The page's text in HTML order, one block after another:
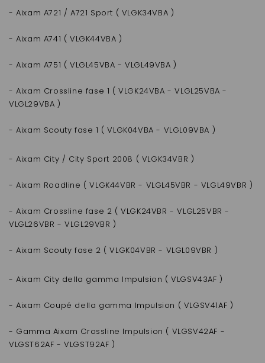
- Aixam A721 / A721 Sport ( VLGK34VBA )
- Aixam A741 ( VLGK44VBA )
- Aixam A751 ( VLGL45VBA - VLGL49VBA )
- Aixam Crossline fase 1 ( VLGK24VBA - VLGL25VBA -
VLGL29VBA )
- Aixam Scouty fase 1 ( VLGK04VBA - VLGL09VBA )
- Aixam City / City Sport 2008 ( VLGK34VBR )
- Aixam Roadline ( VLGK44VBR - VLGL45VBR - VLGL49VBR )
- Aixam Crossline fase 2 ( VLGK24VBR - VLGL25VBR -
VLGL26VBR - VLGL29VBR )
- Aixam Scouty fase 2 ( VLGK04VBR - VLGL09VBR )
- Aixam City della gamma Impulsion ( VLGSV43AF )
- Aixam Coupé della gamma Impulsion ( VLGSV41AF )
- Gamma Aixam Crossline Impulsion ( VLGSV42AF -
VLGST62AF - VLGST92AF )